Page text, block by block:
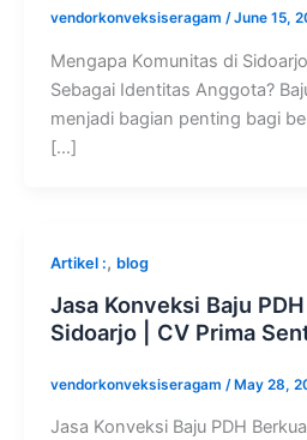
vendorkonveksiseragam /June 15,
Mengapa Komunitas di
Sebagai Identitas Anggota?
menjadi bagian penting bagi
[…]
Artikel :, blog
Jasa Konveksi Baju
Sidoarjo | CV Prima
vendorkonveksiseragam /May 28,
Jasa Konveksi Baju PDH